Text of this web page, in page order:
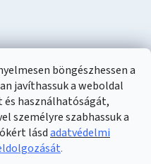
böngészhessen a
javíthassuk a weboldal
használhatóságát,
személyre szabhassuk a
lásdadatvédelmi
.